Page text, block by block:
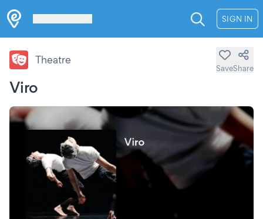
SIGN IN
Viro
Theatre
SaveShare